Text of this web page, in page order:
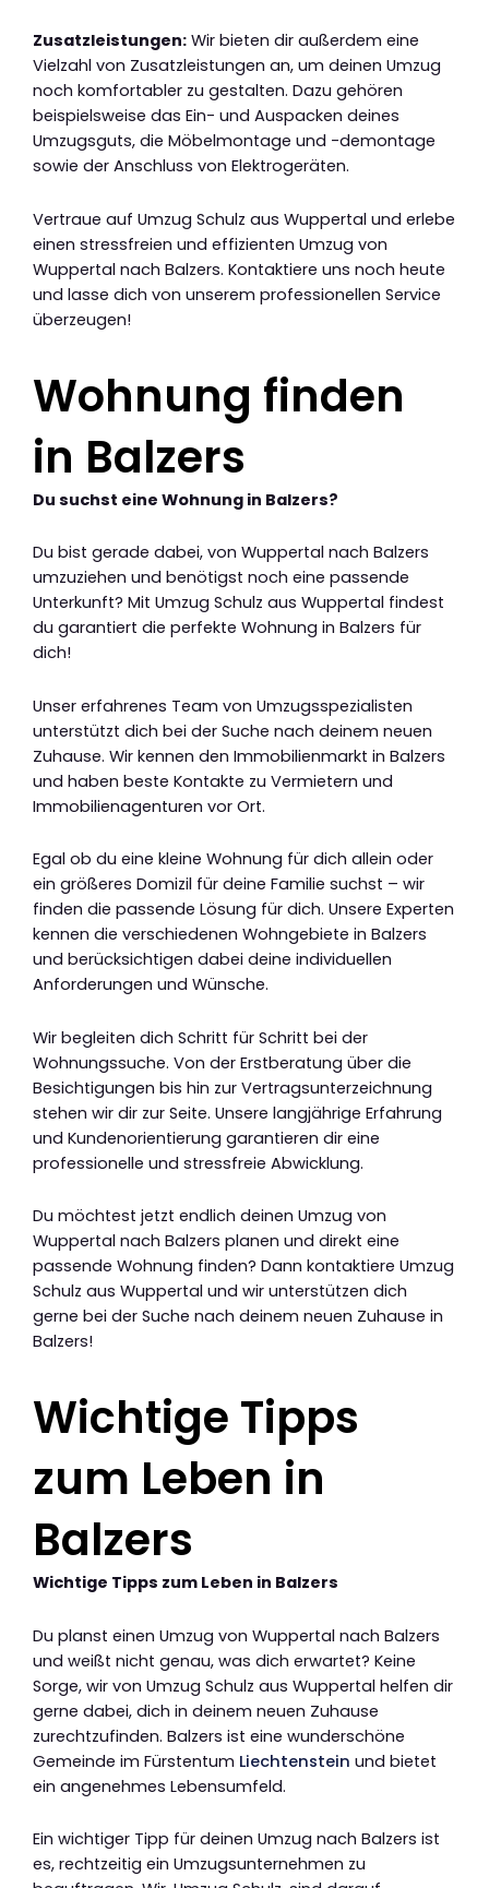
Zusatzleistungen: Wir bieten dir außerdem eine
Vielzahl von Zusatzleistungen an, um deinen Umzug
noch komfortabler zu gestalten. Dazu gehören
beispielsweise das Ein- und Auspacken deines
Umzugsguts, die Möbelmontage und -demontage
sowie der Anschluss von Elektrogeräten.
Vertraue auf Umzug Schulz aus Wuppertal und erlebe
einen stressfreien und effizienten Umzug von
Wuppertal nach Balzers. Kontaktiere uns noch heute
und lasse dich von unserem professionellen Service
überzeugen!
Wohnung finden
in Balzers
Du suchst eine Wohnung in Balzers?
Du bist gerade dabei, von Wuppertal nach Balzers
umzuziehen und benötigst noch eine passende
Unterkunft? Mit Umzug Schulz aus Wuppertal findest
du garantiert die perfekte Wohnung in Balzers für
dich!
Unser erfahrenes Team von Umzugsspezialisten
unterstützt dich bei der Suche nach deinem neuen
Zuhause. Wir kennen den Immobilienmarkt in Balzers
und haben beste Kontakte zu Vermietern und
Immobilienagenturen vor Ort.
Egal ob du eine kleine Wohnung für dich allein oder
ein größeres Domizil für deine Familie suchst – wir
finden die passende Lösung für dich. Unsere Experten
kennen die verschiedenen Wohngebiete in Balzers
und berücksichtigen dabei deine individuellen
Anforderungen und Wünsche.
Wir begleiten dich Schritt für Schritt bei der
Wohnungssuche. Von der Erstberatung über die
Besichtigungen bis hin zur Vertragsunterzeichnung
stehen wir dir zur Seite. Unsere langjährige Erfahrung
und Kundenorientierung garantieren dir eine
professionelle und stressfreie Abwicklung.
Du möchtest jetzt endlich deinen Umzug von
Wuppertal nach Balzers planen und direkt eine
passende Wohnung finden? Dann kontaktiere Umzug
Schulz aus Wuppertal und wir unterstützen dich
gerne bei der Suche nach deinem neuen Zuhause in
Balzers!
Wichtige Tipps
zum Leben in
Balzers
Wichtige Tipps zum Leben in Balzers
Du planst einen Umzug von Wuppertal nach Balzers
und weißt nicht genau, was dich erwartet? Keine
Sorge, wir von Umzug Schulz aus Wuppertal helfen dir
gerne dabei, dich in deinem neuen Zuhause
zurechtzufinden. Balzers ist eine wunderschöne
Gemeinde im Fürstentum Liechtenstein und bietet
ein angenehmes Lebensumfeld.
Ein wichtiger Tipp für deinen Umzug nach Balzers ist
es, rechtzeitig ein Umzugsunternehmen zu